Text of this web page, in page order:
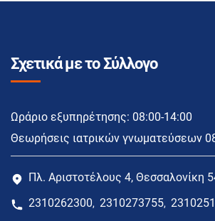
Σχετικά με το Σύλλογο
Ωράριο εξυπηρέτησης: 08:00-14:00
Θεωρήσεις ιατρικών γνωματεύσεων
Πλ. Αριστοτέλους 4, Θεσσαλονίκη
2310262300, 2310273755,